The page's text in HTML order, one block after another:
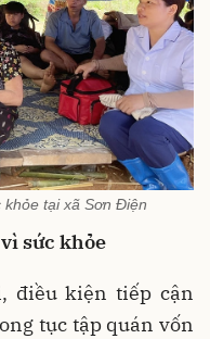
tại xã Sơn Điện
sức khỏe
điều kiện tiếp cận
tục tập quán vốn